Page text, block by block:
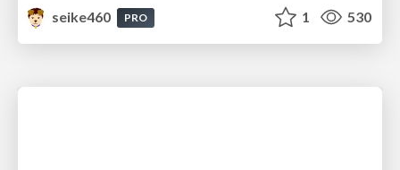
seike460
PRO 1 530